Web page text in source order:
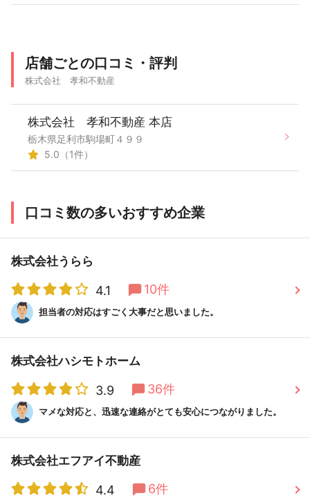
店舗ごとの口コミ・評判
株式会社 孝和不動産
株式会社 孝和不動産 本店
栃木県足利市駒場町４９９
5.0（1件）
口コミ数の多いおすすめ企業
株式会社うらら
4.1 10件
担当者の対応はすごく大事だと思いました。
株式会社ハシモトホーム
3.9 36件
マメな対応と、迅速な連絡がとても安心につながりました。
株式会社エフアイ不動産
4.4 6件